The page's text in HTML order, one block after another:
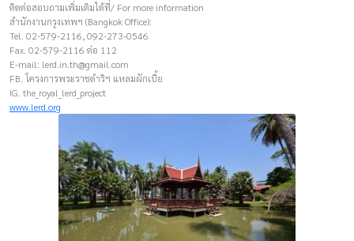
ติดต่อสอบถามเพิ่มเติมได้ที่/ For more information
สำนักงานกรุงเทพฯ (Bangkok Office):
Tel. 02-579-2116, 092-273-0546
Fax. 02-579-2116 ต่อ 112
E-mail: lerd.in.th@gmail.com
FB. โครงการพระราชดำริฯ แหลมผักเบี้ย
IG. the_royal_lerd_project
www.lerd.org